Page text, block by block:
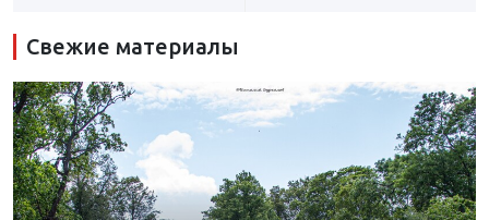
Свежие материалы